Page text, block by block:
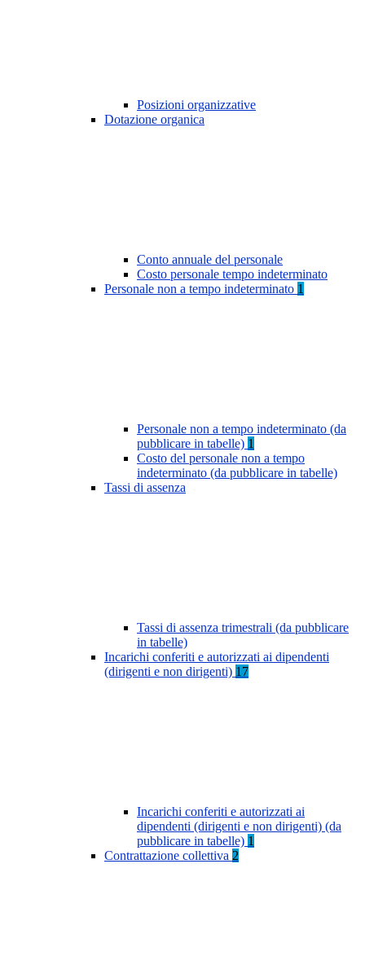
Posizioni organizzative
Dotazione organica
Conto annuale del personale
Costo personale tempo indeterminato
Personale non a tempo indeterminato 1
Personale non a tempo indeterminato (da
pubblicare in tabelle) 1
Costo del personale non a tempo
indeterminato (da pubblicare in tabelle)
Tassi di assenza
Tassi di assenza trimestrali (da pubblicare
in tabelle)
Incarichi conferiti e autorizzati ai dipendenti
(dirigenti e non dirigenti) 17
Incarichi conferiti e autorizzati ai
dipendenti (dirigenti e non dirigenti) (da
pubblicare in tabelle) 1
Contrattazione collettiva 2